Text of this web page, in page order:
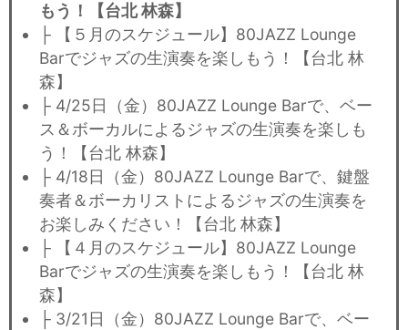
もう！【台北 林森】
├ 【５月のスケジュール】80JAZZ Lounge
Barでジャズの生演奏を楽しもう！【台北 林
森】
├ 4/25日（金）80JAZZ Lounge Barで、ベー
ス＆ボーカルによるジャズの生演奏を楽しも
う！【台北 林森】
├ 4/18日（金）80JAZZ Lounge Barで、鍵盤
奏者＆ボーカリストによるジャズの生演奏を
お楽しみください！【台北 林森】
├ 【４月のスケジュール】80JAZZ Lounge
Barでジャズの生演奏を楽しもう！【台北 林
森】
├ 3/21日（金）80JAZZ Lounge Barで、ベー